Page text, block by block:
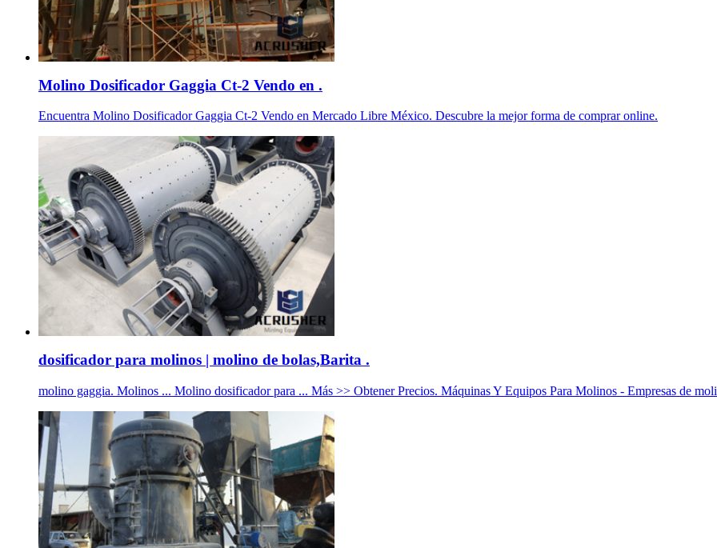
Molino Dosificador Gaggia Ct-2 Vendo en .
Encuentra Molino Dosificador Gaggia Ct-2 Vendo en Mercado Libre México. Descubre la mejor forma de comprar online.
dosificador para molinos | molino de bolas,Barita .
molino gaggia. Molinos ... Molino dosificador para ... Más >> Obtener Precios. Máquinas Y Equipos Para Molinos - Empresas de